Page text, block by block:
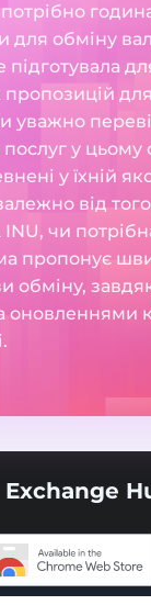
для обміну
пропозицій
уважно
у цьому
у їхній
від
чи
пропонує
обміну,
оновленнями
Exchange